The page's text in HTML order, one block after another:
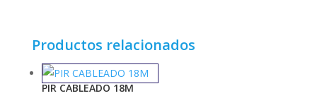
Productos relacionados
PIR CABLEADO 18M